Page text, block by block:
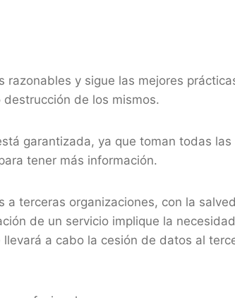
y sigue las mejores
de los mismos.
garantizada, ya que toman todas
tener más información.
terceras organizaciones, con la
de un servicio implique la
a cabo la cesión de datos al